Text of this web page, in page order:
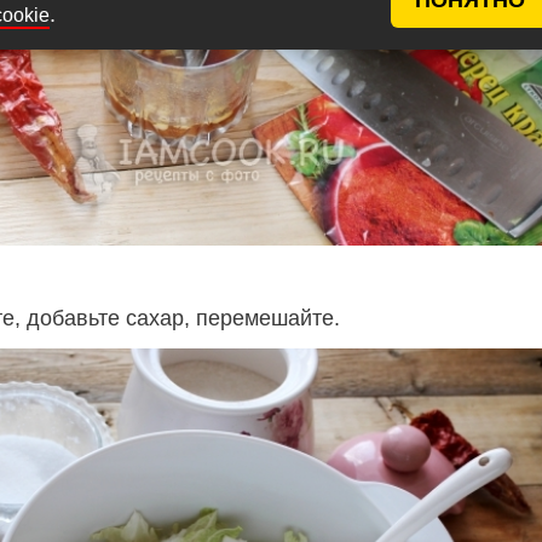
.
добавьте сахар, перемешайте.